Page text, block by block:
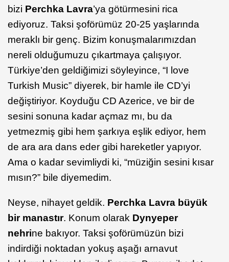
bizi Perchka Lavra’ya götürmesini rica
ediyoruz. Taksi şoförümüz 20-25 yaşlarında
meraklı bir genç. Bizim konuşmalarımızdan
nereli olduğumuzu çıkartmaya çalışıyor.
Türkiye’den geldiğimizi söyleyince, “I love
Turkish Music” diyerek, bir hamle ile CD’yi
değiştiriyor. Koyduğu CD Azerice, ve bir de
sesini sonuna kadar açmaz mı, bu da
yetmezmiş gibi hem şarkıya eşlik ediyor, hem
de ara ara dans eder gibi hareketler yapıyor.
Ama o kadar sevimliydi ki, “müziğin sesini kısar
mısın?” bile diyemedim.
Neyse, nihayet geldik. Perchka Lavra büyük
bir manastır. Konum olarak Dynyeper
nehrine bakıyor. Taksi şoförümüzün bizi
indirdiği noktadan yokuş aşağı arnavut